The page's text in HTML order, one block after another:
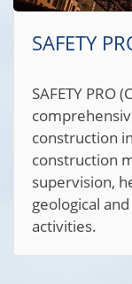
SAFETY
SAFETY PRO
construction
construction
supervision,
geological
activities.